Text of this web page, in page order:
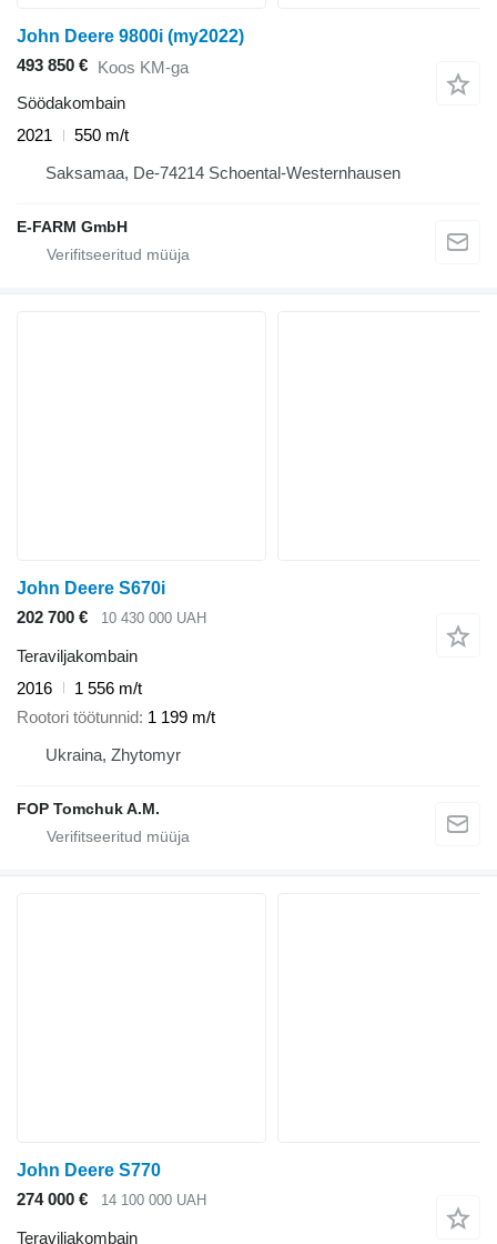
John Deere 9800i (my2022)
493 850 € Koos KM-ga
Söödakombain
2021
550 m/t
Saksamaa, De-74214 Schoental-Westernhausen
E-FARM GmbH
John Deere S670i
202 700 €
10 430 000 UAH
Teraviljakombain
2016
1 556 m/t
Rootori töötunnid 1 199 m/t
Ukraina, Zhytomyr
FOP Tomchuk A.M.
John Deere S770
274 000 €
14 100 000 UAH
Teraviljakombain